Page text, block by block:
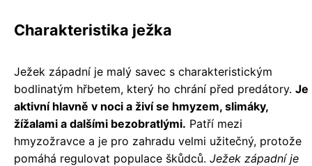
Charakteristika ježka
Ježek západní je malý savec s charakteristickým
bodlinatým hřbetem, který ho chrání před predátory. Je
aktivní hlavně v noci a živí se hmyzem, slimáky,
žížalami a dalšími bezobratlými. Patří mezi
hmyzožravce a je pro zahradu velmi užitečný, protože
pomáhá regulovat populace škůdců. Ježek západní je